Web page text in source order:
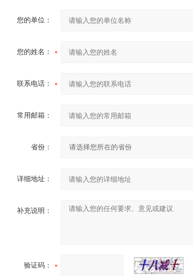
您的单位：
您的姓名：
联系电话：
常用邮箱：
省份：
详细地址：
补充说明：
验证码：